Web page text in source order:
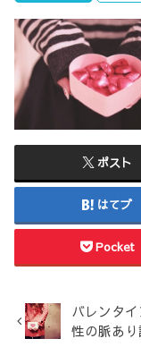
ポスト
はてブ
Pocket
バレンタ
性の脈あ